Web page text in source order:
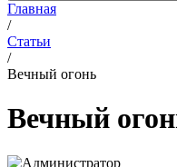
Главная
/
Статьи
/
Вечный огонь
Вечный